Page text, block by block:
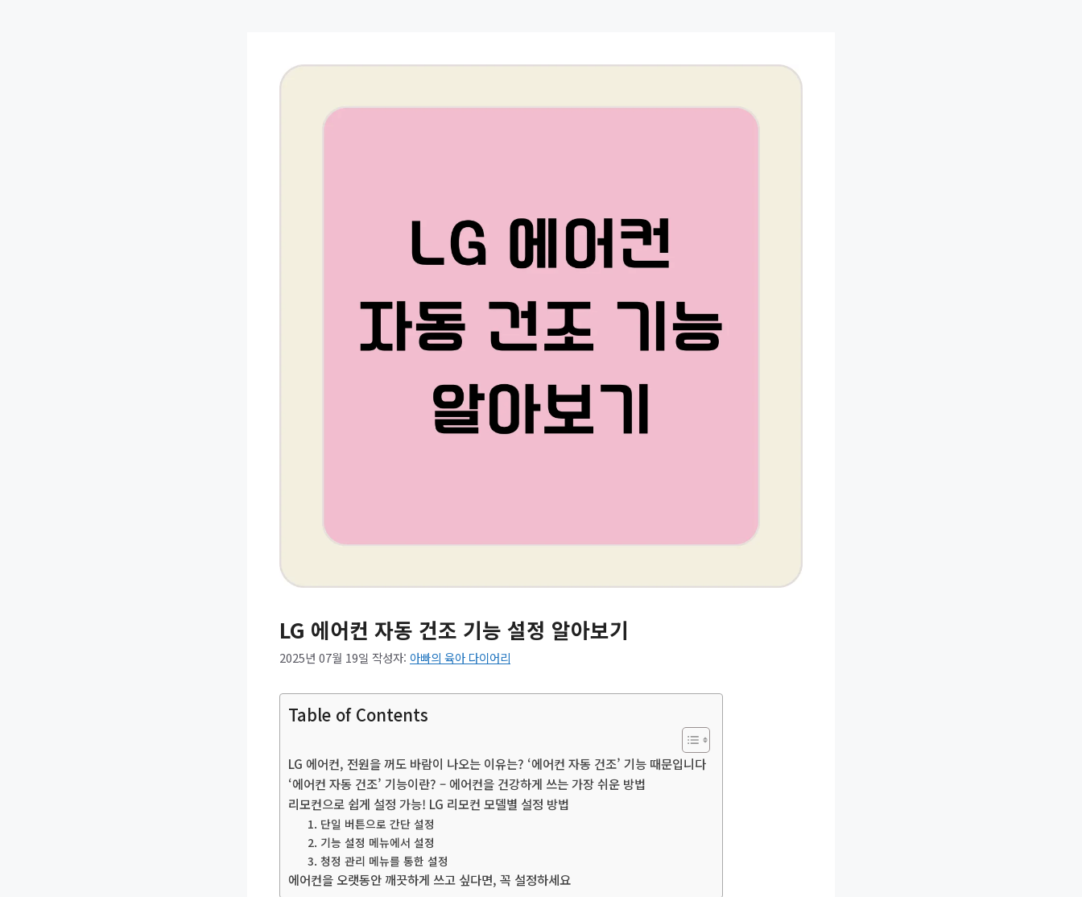
LG 에어컨 자동 건조 기능 설정 알아보기
2025년 07월 19일 작성자: 아빠의 육아 다이어리
Table of Contents
LG 에어컨, 전원을 꺼도 바람이 나오는 이유는? ‘에어컨 자동 건조’ 기능 때문입니다
‘에어컨 자동 건조’ 기능이란? – 에어컨을 건강하게 쓰는 가장 쉬운 방법
리모컨으로 쉽게 설정 가능! LG 리모컨 모델별 설정 방법
1. 단일 버튼으로 간단 설정
2. 기능 설정 메뉴에서 설정
3. 청정 관리 메뉴를 통한 설정
에어컨을 오랫동안 깨끗하게 쓰고 싶다면, 꼭 설정하세요